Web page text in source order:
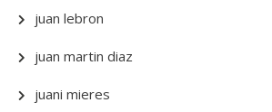
juan lebron
juan martin diaz
juani mieres